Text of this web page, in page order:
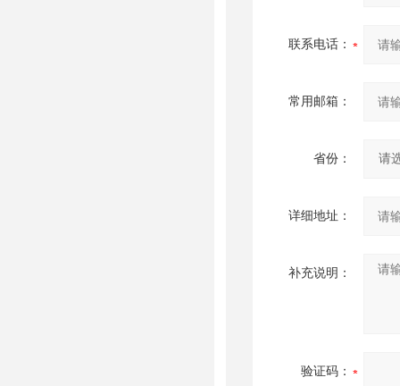
联系电话：
常用邮箱：
省份：
详细地址：
补充说明：
验证码：